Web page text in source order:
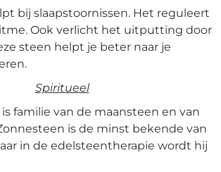
bij slaapstoornissen. Het reguleert
Ook verlicht het uitputting door
steen helpt je beter naar je
Spiritueel
familie van de maansteen en van
is de minst bekende van
in de edelsteentherapie wordt hij